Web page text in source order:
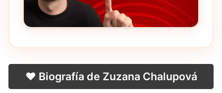
❤️ Biografía de Zuzana Chalupová